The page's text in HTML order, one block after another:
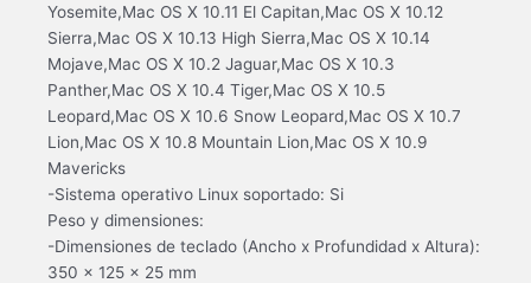
Yosemite,Mac OS X 10.11 El Capitan,Mac OS X 10.12
Sierra,Mac OS X 10.13 High Sierra,Mac OS X 10.14
Mojave,Mac OS X 10.2 Jaguar,Mac OS X 10.3
Panther,Mac OS X 10.4 Tiger,Mac OS X 10.5
Leopard,Mac OS X 10.6 Snow Leopard,Mac OS X 10.7
Lion,Mac OS X 10.8 Mountain Lion,Mac OS X 10.9
Mavericks
-Sistema operativo Linux soportado: Si
Peso y dimensiones:
-Dimensiones de teclado (Ancho x Profundidad x Altura):
350 x 125 x 25 mm